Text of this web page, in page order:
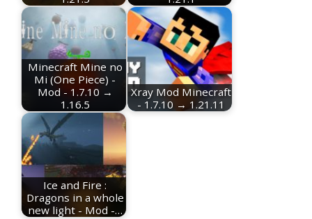
Minecraft Mine no
Mi (One Piece) -
Mod - 1.7.10 →
1.16.5
Xray Mod Minecraft
- 1.7.10 → 1.21.11
Ice and Fire :
Dragons in a whole
new light - Mod -…